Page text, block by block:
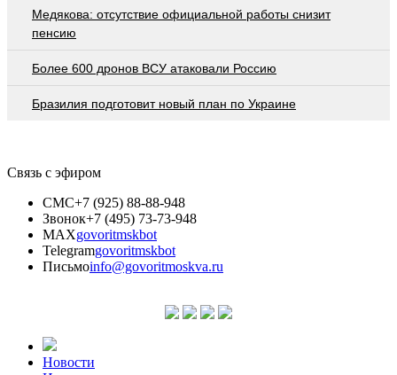
Медякова: отсутствие официальной работы снизит
пенсию
Более 600 дронов ВСУ атаковали Россию
Бразилия подготовит новый план по Украине
Связь с эфиром
СМС+7 (925) 88-88-948
Звонок+7 (495) 73-73-948
MAXgovoritmskbot
Telegramgovoritmskbot
Письмоinfo@govoritmoskva.ru
Новости